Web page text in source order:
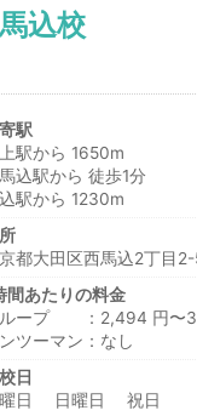
込校
駅
駅から 1650m
込駅から 徒歩1分
駅から 1230m
都大田区西馬込2丁目
間あたりの料金
ープ ：2,494 円〜
ツーマン：なし
日
曜日 日曜日 祝日